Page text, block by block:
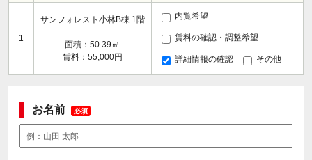
1
サンフォレスト小林B棟 1階
面積：50.39㎡
賃料：55,000円
内覧希望
賃料の確認・調整希望
詳細情報の確認 その他
お名前 必須